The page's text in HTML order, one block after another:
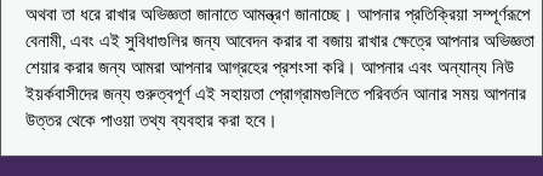
অথবা তা ধরে রাখার অভিজ্ঞতা জানাতে আমন্ত্রণ জানাচ্ছে। আপনার প্রতিক্রিয়া সম্পূর্ণরূপে
বেনামী, এবং এই সুবিধাগুলির জন্য আবেদন করার বা বজায় রাখার ক্ষেত্রে আপনার অভিজ্ঞতা
শেয়ার করার জন্য আমরা আপনার আগ্রহের প্রশংসা করি। আপনার এবং অন্যান্য নিউ
ইয়র্কবাসীদের জন্য গুরুত্বপূর্ণ এই সহায়তা প্রোগ্রামগুলিতে পরিবর্তন আনার সময় আপনার
উত্তর থেকে পাওয়া তথ্য ব্যবহার করা হবে।